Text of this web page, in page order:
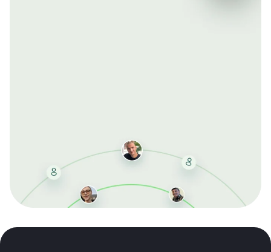
bei jeder Bestellung, erhalten schnelle Lieferung und